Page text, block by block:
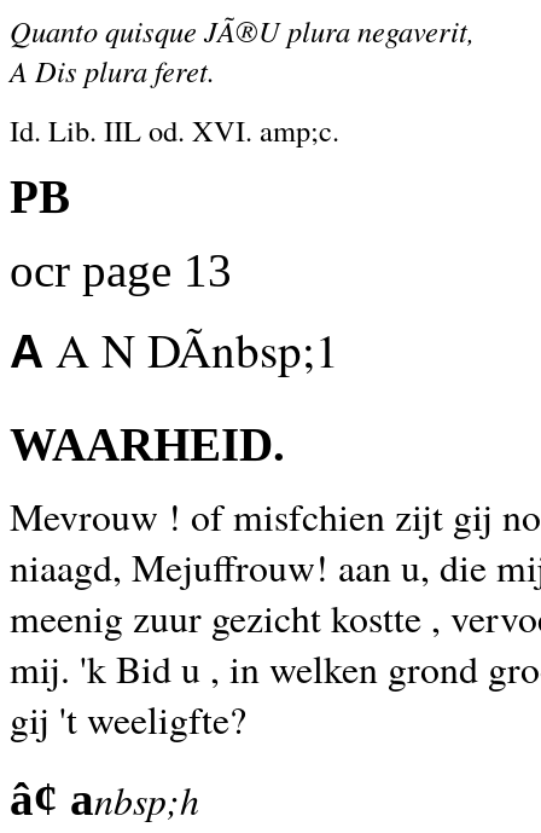
Quanto quisque JÃ®U plura negaverit,
A Dis plura feret.
Id. Lib. IIL od. XVI. amp;c.
PB
ocr page 13
A A N DÃnbsp;1
WAARHEID.
Mevrouw ! of misfchien zijt gij
niaagd, Mejuffrouw! aan u, die
meenig zuur gezicht kostte ,
mij. 'k Bid u , in welken grond
gij 't weeligfte?
â¢ anbsp;h